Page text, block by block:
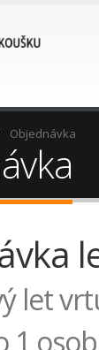
Objednávka
let
1